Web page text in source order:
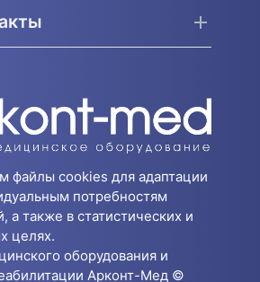
файлы cookies для адаптации
потребностям
а также в статистических и
целях.
оборудования и
Арконт-Мед ©